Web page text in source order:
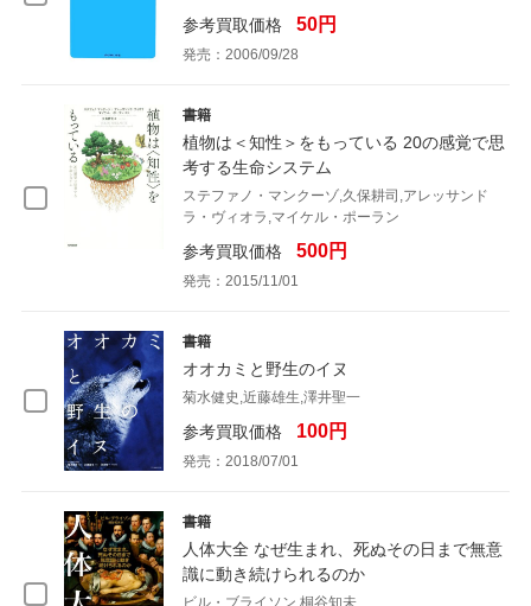
参考買取価格 50円
発売：2006/09/28
書籍
植物は＜知性＞をもっている 20の感覚で思
考する生命システム
ステファノ・マンクーゾ,久保耕司,アレッサンド
ラ・ヴィオラ,マイケル・ポーラン
参考買取価格 500円
発売：2015/11/01
書籍
オオカミと野生のイヌ
菊水健史,近藤雄生,澤井聖一
参考買取価格 100円
発売：2018/07/01
書籍
人体大全 なぜ生まれ、死ぬその日まで無意
識に動き続けられるのか
ビル・ブライソン,桐谷知未